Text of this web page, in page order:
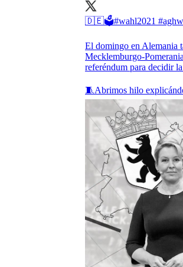
🇩🇪🗳️#wahl2021 #aghw
El domingo en Alemania
Mecklemburgo-
referéndum para decidir
🧵Abrimos hilo